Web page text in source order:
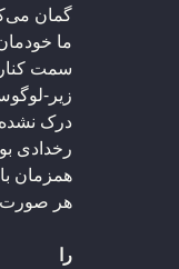
گمان
ما
سمت
زیر-
درک نشده
رخدادی
همزمان
هر صورت
را